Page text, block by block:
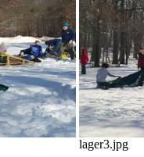
lager3.jpg